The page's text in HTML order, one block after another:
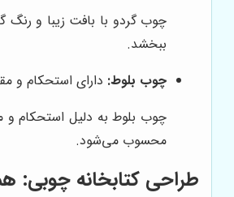
چوب گردو با بافت زیبا و
ببخشد.
چوب بلوط: دارای استحکام و
چوب بلوط به دلیل استحکام و
محسوب می‌شود.
طراحی کتابخانه چوبی: